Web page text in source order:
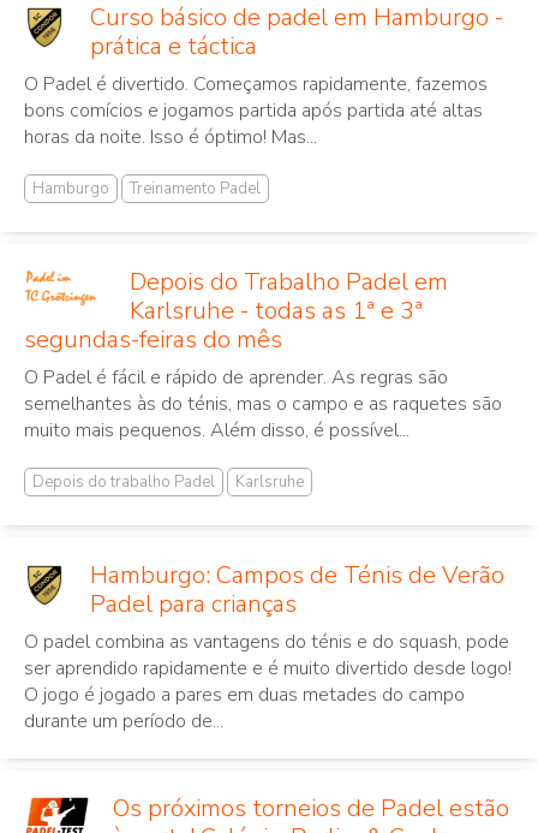
Curso básico de padel em Hamburgo -
prática e táctica
O Padel é divertido. Começamos rapidamente, fazemos
bons comícios e jogamos partida após partida até altas
horas da noite. Isso é óptimo! Mas...
Hamburgo Treinamento Padel
Depois do Trabalho Padel em
Karlsruhe - todas as 1ª e 3ª
segundas-feiras do mês
O Padel é fácil e rápido de aprender. As regras são
semelhantes às do ténis, mas o campo e as raquetes são
muito mais pequenos. Além disso, é possível...
Depois do trabalho Padel Karlsruhe
Hamburgo: Campos de Ténis de Verão
Padel para crianças
O padel combina as vantagens do ténis e do squash, pode
ser aprendido rapidamente e é muito divertido desde logo!
O jogo é jogado a pares em duas metades do campo
durante um período de...
Os próximos torneios de Padel estão